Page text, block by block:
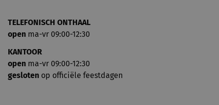
TELEFONISCH ONTHAAL
open ma-vr 09:00-12:30
KANTOOR
open ma-vr 09:00-12:30
gesloten op officiële feestdagen